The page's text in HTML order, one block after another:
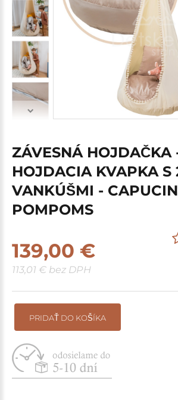
ZÁVESNÁ HOJDAČKA
HOJDACIA KVAPKA S
VANKÚŠMI -
POMPOMS
139,00 €
113,01 € bez DPH
PRIDAŤ DO KOŠÍKA